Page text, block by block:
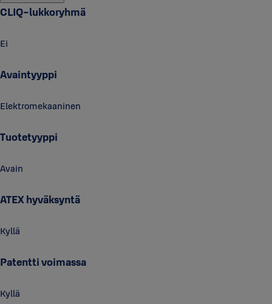
CLIQ-lukkoryhmä
Ei
Avaintyyppi
Elektromekaaninen
Tuotetyyppi
Avain
ATEX hyväksyntä
Kyllä
Patentti voimassa
Kyllä